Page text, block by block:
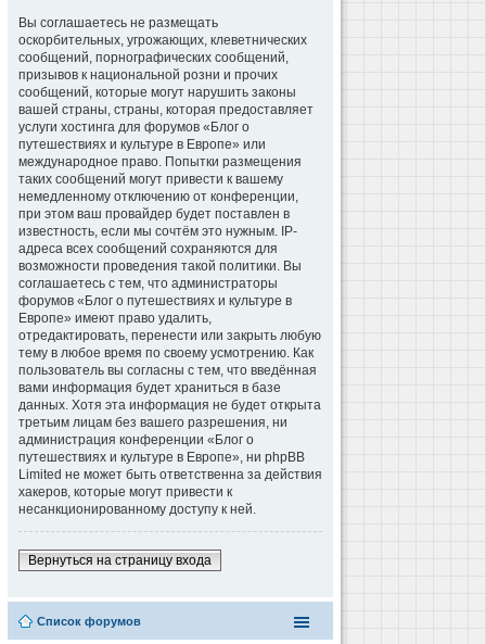
Вы соглашаетесь не размещать
оскорбительных, угрожающих, клеветнических
сообщений, порнографических сообщений,
призывов к национальной розни и прочих
сообщений, которые могут нарушить законы
вашей страны, страны, которая предоставляет
услуги хостинга для форумов «Блог о
путешествиях и культуре в Европе» или
международное право. Попытки размещения
таких сообщений могут привести к вашему
немедленному отключению от конференции,
при этом ваш провайдер будет поставлен в
известность, если мы сочтём это нужным. IP-
адреса всех сообщений сохраняются для
возможности проведения такой политики. Вы
соглашаетесь с тем, что администраторы
форумов «Блог о путешествиях и культуре в
Европе» имеют право удалить,
отредактировать, перенести или закрыть любую
тему в любое время по своему усмотрению. Как
пользователь вы согласны с тем, что введённая
вами информация будет храниться в базе
данных. Хотя эта информация не будет открыта
третьим лицам без вашего разрешения, ни
администрация конференции «Блог о
путешествиях и культуре в Европе», ни phpBB
Limited не может быть ответственна за действия
хакеров, которые могут привести к
несанкционированному доступу к ней.
Вернуться на страницу входа
Список форумов